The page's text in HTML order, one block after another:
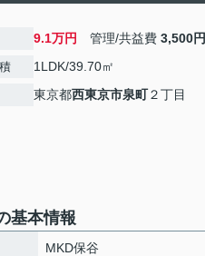
9.1万円 管理/共益費 3,500円
1LDK/39.70㎡
東京都西東京市泉町２丁目
基本情報
MKD保谷